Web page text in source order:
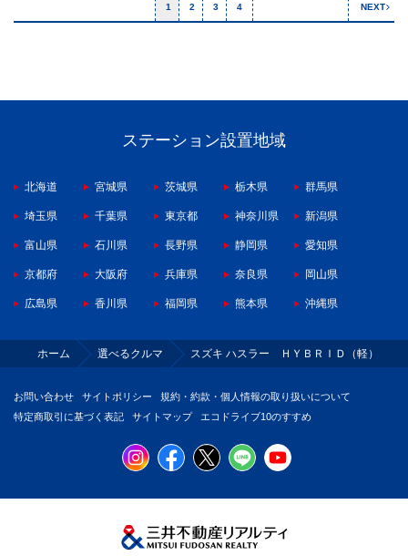
1 2 3 4 NEXT
ステーション設置地域
北海道 宮城県 茨城県 栃木県 群馬県
埼玉県 千葉県 東京都 神奈川県 新潟県
富山県 石川県 長野県 静岡県 愛知県
京都府 大阪府 兵庫県 奈良県 岡山県
広島県 香川県 福岡県 熊本県 沖縄県
ホーム 選べるクルマ スズキ ハスラー ＨＹＢＲＩＤ（軽）
お問い合わせ サイトポリシー
規約・約款・個人情報の取り扱いについて
特定商取引に基づく表記
サイトマップ エコドライブ10のすすめ